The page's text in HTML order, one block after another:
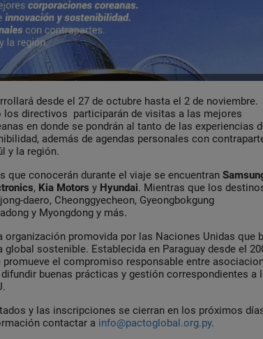
desde el 27 de octubre hasta el 2 de noviembre.
los directivos participarán de visitas a las mejores
en donde se pondrán al tanto de las experiencias
además de agendas personales con
y la región.
que conocerán durante el viaje se encuentran
, Kia Motors y Hyundai. Mientras que los
daero, Cheonggyecheon, Gyeongbokgung
y Myongdong y más.
organización promovida por las Naciones Unidas que
global sostenible. Establecida en Paraguay desde el
promueve el compromiso responsable entre
buenas prácticas y gestión correspondientes a
y las inscripciones se cierran en los próximos
contactar a info@pactoglobal.org.py.